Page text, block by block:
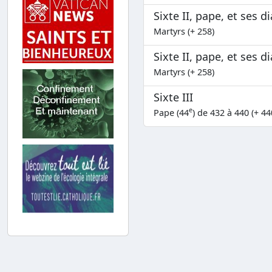
Sixte II, pape, et ses
Martyrs (+ 258)
Sixte II, pape, et ses
Martyrs (+ 258)
Sixte III
Pape (44e) de 432 à 440 (+